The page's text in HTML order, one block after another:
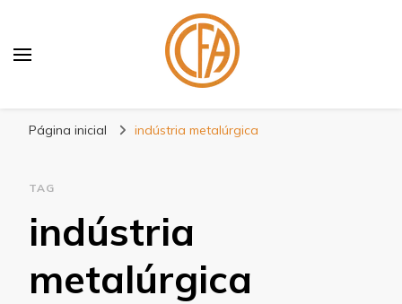
Página inicial indústria metalúrgica
TAG
indústria
metalúrgica